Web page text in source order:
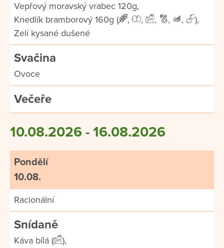
Vepřový moravský vrabec 120g,
Knedlík bramborový 160g (
, , , , ,
),
Zelí kysané dušené
Svačina
Ovoce
Večeře
10.08.2026 - 16.08.2026
Pondělí
10.08.
Racionální
Snídaně
Káva bílá (
),